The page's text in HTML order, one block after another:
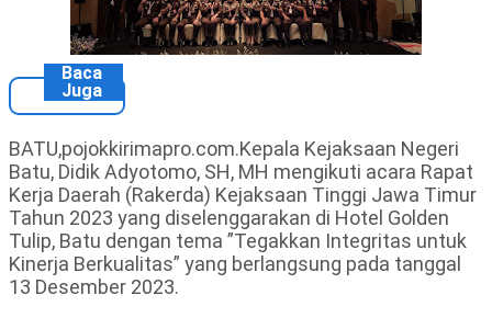
Baca
Juga
BATU,pojokkirimapro.com.Kepala Kejaksaan Negeri
Batu, Didik Adyotomo, SH, MH mengikuti acara Rapat
Kerja Daerah (Rakerda) Kejaksaan Tinggi Jawa Timur
Tahun 2023 yang diselenggarakan di Hotel Golden
Tulip, Batu dengan tema ”Tegakkan Integritas untuk
Kinerja Berkualitas” yang berlangsung pada tanggal
13 Desember 2023.